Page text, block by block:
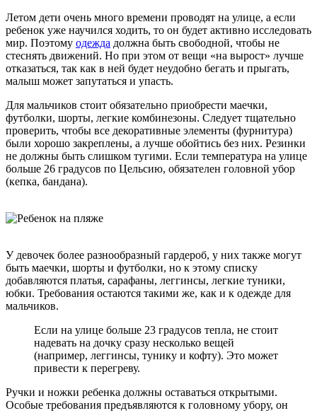
Летом дети очень много времени проводят на улице, а если
ребенок уже научился ходить, то он будет активно исследовать
мир. Поэтому одежда должна быть свободной, чтобы не
стеснять движений. Но при этом от вещи «на вырост» лучше
отказаться, так как в ней будет неудобно бегать и прыгать,
малыш может запутаться и упасть.
Для мальчиков стоит обязательно приобрести маечки,
футболки, шорты, легкие комбинезоны. Следует тщательно
проверить, чтобы все декоративные элементы (фурнитура)
были хорошо закреплены, а лучше обойтись без них. Резинки
не должны быть слишком тугими. Если температура на улице
больше 26 градусов по Цельсию, обязателен головной убор
(кепка, бандана).
У девочек более разнообразный гардероб, у них также могут
быть маечки, шорты и футболки, но к этому списку
добавляются платья, сарафаны, леггинсы, легкие туники,
юбки. Требования остаются такими же, как и к одежде для
мальчиков.
Если на улице больше 23 градусов тепла, не стоит
надевать на дочку сразу несколько вещей
(например, леггинсы, тунику и кофту). Это может
привести к перегреву.
Ручки и ножки ребенка должны оставаться открытыми.
Особые требования предъявляются к головному убору, он